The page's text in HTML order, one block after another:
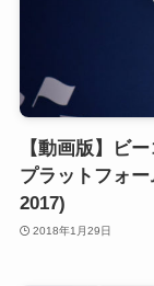
【動画版】ビ
プラットフォ
2017)
2018年1月29日